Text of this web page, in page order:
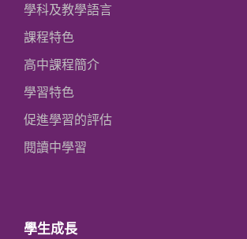
學科及教學語言
課程特色
高中課程簡介
學習特色
促進學習的評估
閱讀中學習
學生成長